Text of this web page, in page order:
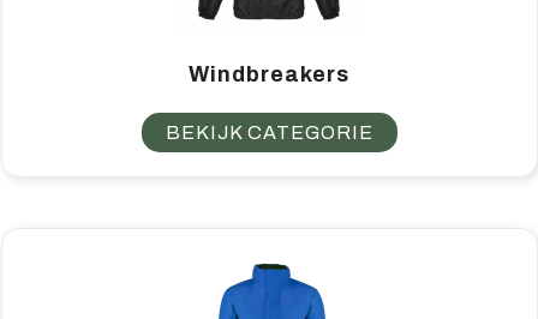
Overige relatiegeschenken
Windbreakers
BEKIJK CATEGORIE